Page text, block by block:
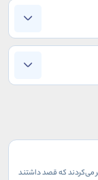
می‌کردند که قصد داشتند